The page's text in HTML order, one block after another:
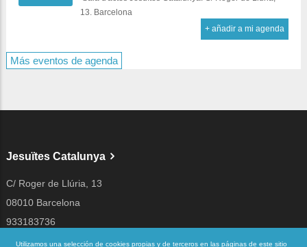
13. Barcelona
+ añadir a mi agenda
Más eventos de agenda
Jesuïtes Catalunya
C/ Roger de Llúria, 13
08010 Barcelona
933183736
jesuites@jesuites.net
Utilizamos una selección de cookies propias y de terceros en las páginas de este sitio